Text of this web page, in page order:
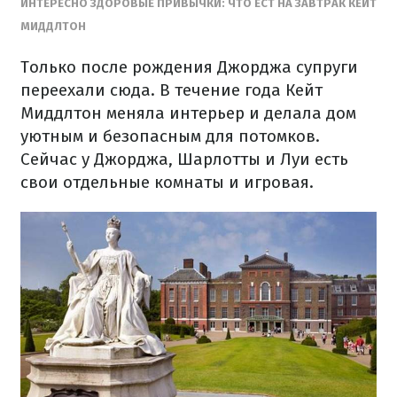
ИНТЕРЕСНО ЗДОРОВЫЕ ПРИВЫЧКИ: ЧТО ЕСТ НА ЗАВТРАК КЕЙТ
МИДДЛТОН
Только после рождения Джорджа супруги
переехали сюда. В течение года Кейт
Миддлтон меняла интерьер и делала дом
уютным и безопасным для потомков.
Сейчас у Джорджа, Шарлотты и Луи есть
свои отдельные комнаты и игровая.